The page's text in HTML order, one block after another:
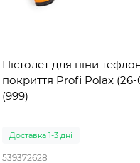
Пістолет для піни
покриття Profi Polax (26-
(999)
Доставка 1-3 дні
539372628